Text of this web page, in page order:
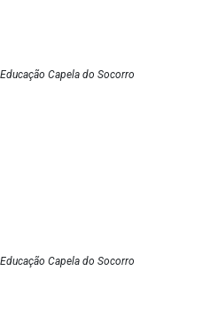
Capela do Socorro
Capela do Socorro